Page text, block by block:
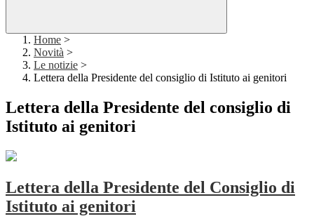
Home >
Novità >
Le notizie >
Lettera della Presidente del consiglio di Istituto ai genitori
Lettera della Presidente del consiglio di
Istituto ai genitori
Lettera della Presidente del Consiglio di
Istituto ai genitori